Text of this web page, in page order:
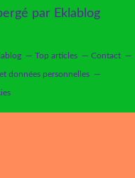
par Eklablog
Top articles Contact
données personnelles